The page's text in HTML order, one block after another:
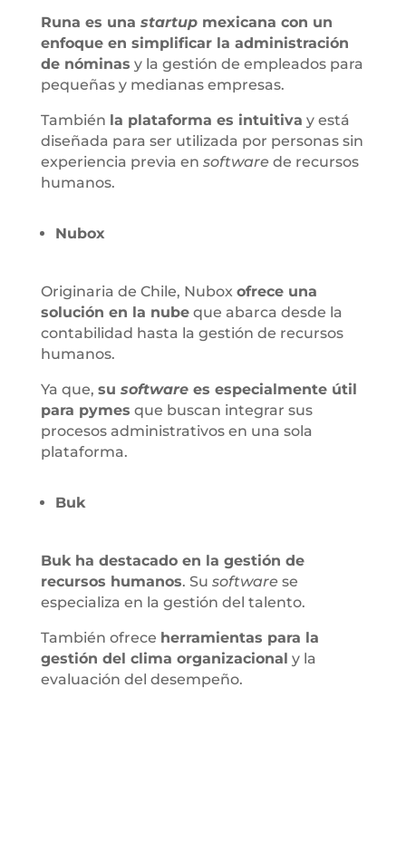
Runa es una startupmexicana con un
enfoque en simplificar la administración
de nóminas y la gestión de empleados para
pequeñas y medianas empresas.
También la plataforma es intuitiva y está
diseñada para ser utilizada por personas sin
experiencia previa en softwarede recursos
humanos.
Nubox
Originaria de Chile, Nubox ofrece una
solución en la nubeque abarca desde la
contabilidad hasta la gestión de recursos
humanos.
Ya que, su softwarees especialmente útil
para pymes que buscan integrar sus
procesos administrativos en una sola
plataforma.
Buk
Buk ha destacado en la gestión de
recursos humanos. Su softwarese
especializa en la gestión del talento.
También ofrece herramientas para la
gestión del clima organizacional y la
evaluación del desempeño.